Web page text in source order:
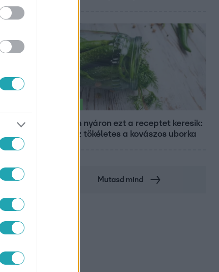
Minden nyáron ezt a receptet keresik:
így lesz tökéletes a kovászos uborka
Mutasd mind